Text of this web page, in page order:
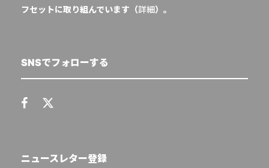
フセットに取り組んでいます（詳細）。
SNSでフォローする
ニュースレター登録